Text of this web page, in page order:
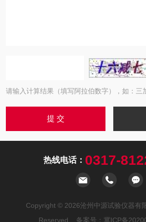
请输入计算结果（填写阿拉伯数字），如：三
热线电话： 0317-
Copyright © 2026沧州中源试验仪器有
Reserved 备案号： 冀ICP备